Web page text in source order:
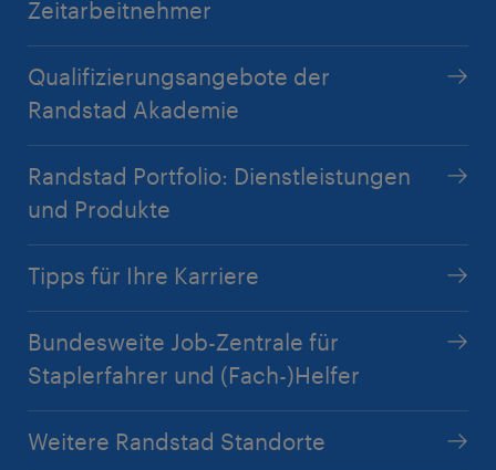
Zeitarbeitnehmer
Qualifizierungsangebote der
Randstad Akademie
Randstad Portfolio: Dienstleistungen
und Produkte
Tipps für Ihre Karriere
Bundesweite Job-Zentrale für
Staplerfahrer und (Fach-)Helfer
Weitere Randstad Standorte